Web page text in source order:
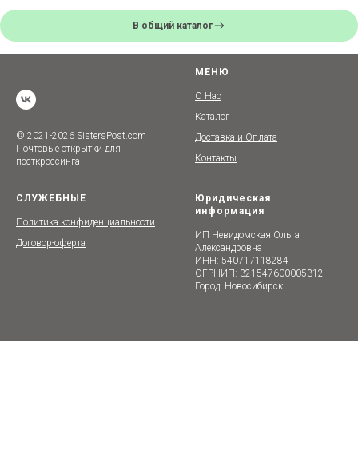
В общий каталог
© 2021-2026 SistersPost.com
Почтовые открытки для
посткроссинга
МЕНЮ
О Нас
Каталог
Доставка и Оплата
Контакты
СЛУЖЕБНЫЕ
Политика конфиденциальности
Договор-оферта
Юридическая
информация
ИП Невидомская Ольга
Александровна
ИНН: 540717118284
ОГРНИП: 321547600005312
Город: Новосибирск